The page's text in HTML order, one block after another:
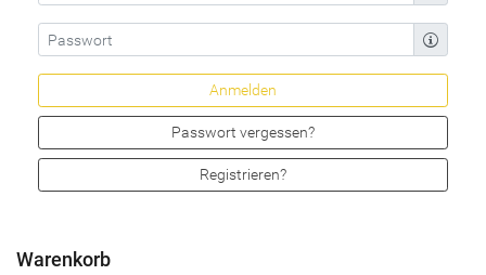
Passwort vergessen?
Registrieren?
Warenkorb